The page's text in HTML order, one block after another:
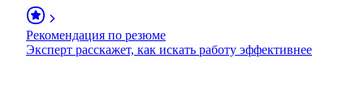
Рекомендация по резюме
Эксперт расскажет, как искать работу эффективнее